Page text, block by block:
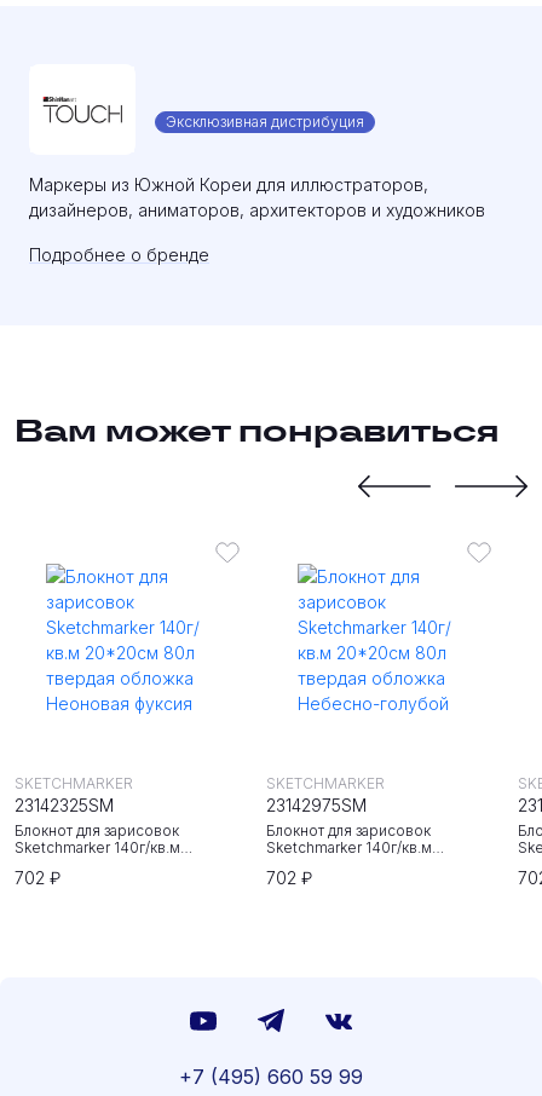
Эксклюзивная дистрибуция
Маркеры из Южной Кореи для иллюстраторов,
дизайнеров, аниматоров, архитекторов и художников
Подробнее о бренде
Вам может понравиться
702 ₽
Блокнот для зарисовок
Sketchmarker 140г/кв.м
Неоновая фуксия
SKETCHMARKER
23142325SM
702 ₽
Блокнот для зарисовок
Sketchmarker 140г/кв.м
Небесно-голубой
SKETCHMARKER
23142975SM
+7 (495) 660 59 99